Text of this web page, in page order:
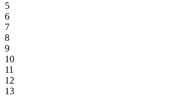
5
6
7
8
9
10
11
12
13